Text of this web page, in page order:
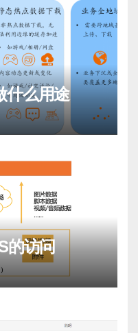
什么用途
的访问